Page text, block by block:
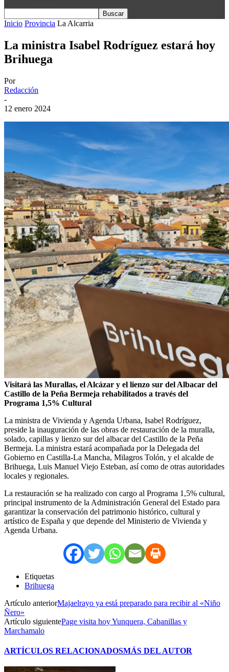
Inicio Provincia La Alcarria
La ministra Isabel Rodríguez estará hoy
Brihuega
Por
Redacción
-
12 enero 2024
Visitará las Murallas, el Alcázar y el lienzo sur del Albacar del
Castillo de la Peña Bermeja rehabilitados a través del
Programa 1,5% Cultural
La ministra de Vivienda y Agenda Urbana, Isabel Rodríguez,
preside la inauguración de las obras de restauración de la muralla,
solado, capillas y lienzo sur del albacar del Castillo de la Peña
Bermeja. La ministra estará acompañada por la Delegada del
Gobierno en Castilla-La Mancha, Milagros Tolón, y el alcalde de
Brihuega, Luis Manuel Viejo Esteban, así como de otras autoridades
locales y regionales.
La restauración se ha realizado con cargo al Programa 1,5% cultural,
principal instrumento de la Administración General del Estado para
garantizar la conservación del patrimonio histórico, cultural y
artístico de España y que depende del Ministerio de Vivienda y
Agenda Urbana.
Etiquetas
Brihuega
Artículo anteriorMajaelrayo ya está preparado para recibir al «Niño
Ñero»
Artículo siguientePage visita hoy Yunquera, Cabanillas y
Marchamalo
ARTÍCULOS RELACIONADOSMÁS DEL AUTOR